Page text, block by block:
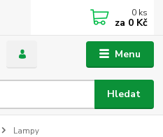
Menu
Hledat
0 ks
za 0 Kč
Lampy